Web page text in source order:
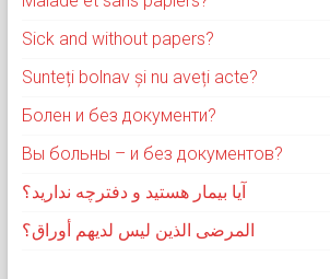
Sick and without papers?
Sunteți bolnav și nu aveți acte?
Болен и без документи?
Вы больны – и без документов?
آیا بیمار هستید و دفترچه ندارید؟
المرضى الذين ليس لديهم أوراق؟